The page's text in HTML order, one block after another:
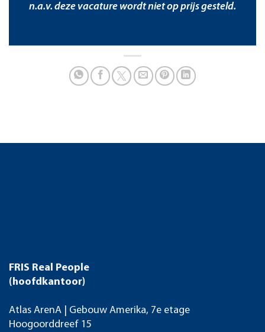
n.a.v. deze vacature wordt niet op prijs gesteld.
FRIS Real People
(hoofdkantoor)
Atlas ArenA | Gebouw Amerika, 7e etage
Hoogoorddreef 15